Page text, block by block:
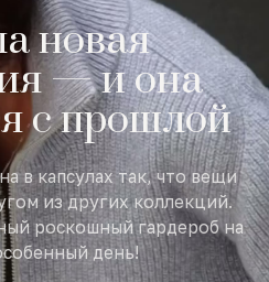
новая
— и она
с прошлой
в капсулах так, что вещи
из других коллекций.
роскошный гардероб на
день!